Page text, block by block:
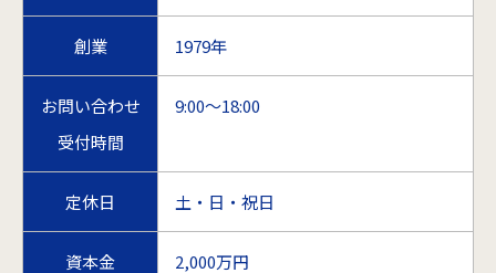
創業 1979年
お問い合わせ
受付時間
9:00～18:00
定休日 土・日・祝日
資本金 2,000万円